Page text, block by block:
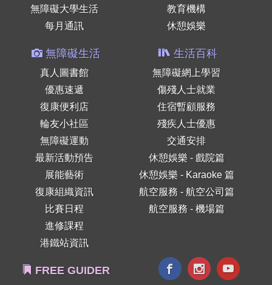
無障礙大學生活
每月通訊
教育機構
休憩娛樂
無障礙生活
真人圖書館
優惠速遞
復康便利店
輪友小社區
無障礙運動
最新活動預告
展能藝術
復康組織資訊
比賽日程
進修課程
港鐵站資訊
生活百科
無障礙網上學習
傷殘人士就業
住宿暫顧服務
殘疾人士優惠
交通安排
休憩娛樂 - 戲院篇
休憩娛樂 - Karaoke 篇
航空服務 - 航空公司篇
航空服務 - 機場篇
FREE GUIDER